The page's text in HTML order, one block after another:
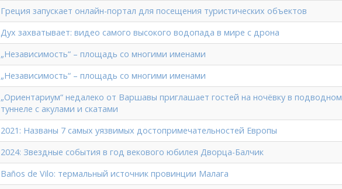
Греция запускает онлайн-портал для посещения туристических объектов
Дух захватывает: видео самого высокого водопада в мире с дрона
„Независимость“ – площадь со многими именами
„Независимость“ – площадь со многими именами
„Ориентариум“ недалеко от Варшавы приглашает гостей на ночёвку в подводном
туннеле с акулами и скатами
2021: Названы 7 самых уязвимых достопримечательностей Европы
2024: Звездные события в год векового юбилея Дворца-Балчик
Baños de Vilo: термальный источник провинции Малага